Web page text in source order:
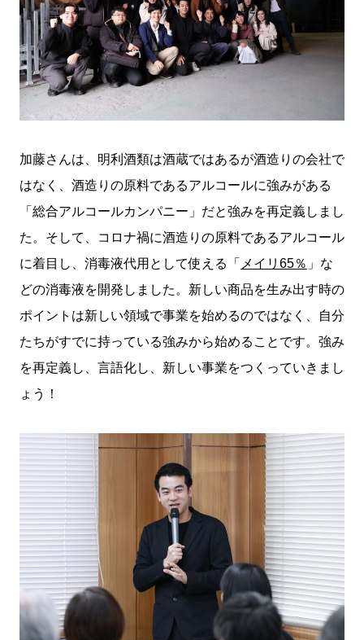
加藤さんは、明利酒類は酒蔵ではあるが酒造りの会社で
はなく、酒造りの原料であるアルコールに強みがある
「総合アルコールカンパニー」だと強みを再定義しまし
た。そして、コロナ禍に酒造りの原料であるアルコール
に着目し、消毒液代用として使える「 メイリ65％ 」な
どの消毒液を開発しました。新しい商品を生み出す時の
ポイントは新しい領域で事業を始めるのではなく、自分
たちがすでに持っている強みから始めることです。強み
を再定義し、言語化し、新しい事業をつくっていきまし
ょう！